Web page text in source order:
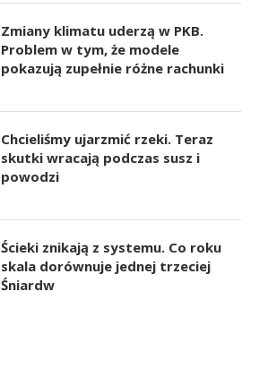
Zmiany klimatu uderzą w PKB.
Problem w tym, że modele
pokazują zupełnie różne rachunki
Chcieliśmy ujarzmić rzeki. Teraz
skutki wracają podczas susz i
powodzi
Ścieki znikają z systemu. Co roku
skala dorównuje jednej trzeciej
Śniardw